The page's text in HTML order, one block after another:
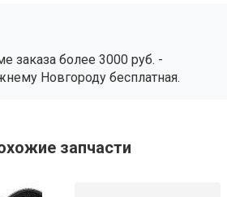
заказа более 3000 руб. -
Новгороду бесплатная.
запчасти